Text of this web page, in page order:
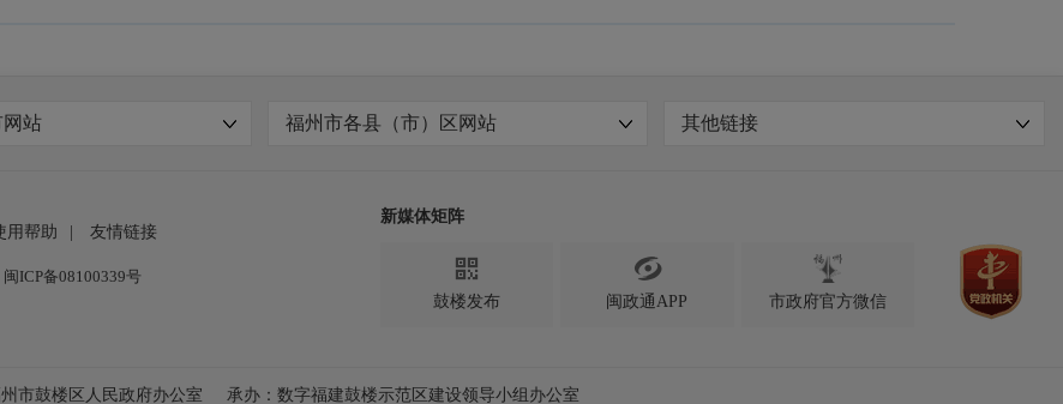
站 福州市各县（市）区网站 其他链接
用帮助 友情链接
闽ICP备08100339号
新媒体矩阵

鼓楼发布

闽政通APP 市政府官方微信
市鼓楼区人民政府办公室 承办：数字福建鼓楼示范区建设领导小组办公室